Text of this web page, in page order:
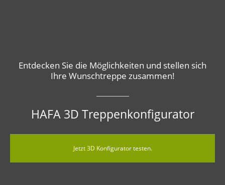
Entdecken Sie die Möglichkeiten und stellen sich
Ihre Wunschtreppe zusammen!
HAFA 3D Treppenkonfigurator
Jetzt 3D Konfigurator testen.